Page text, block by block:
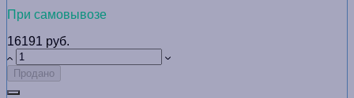
При самовывозе
16191 руб.
Продано